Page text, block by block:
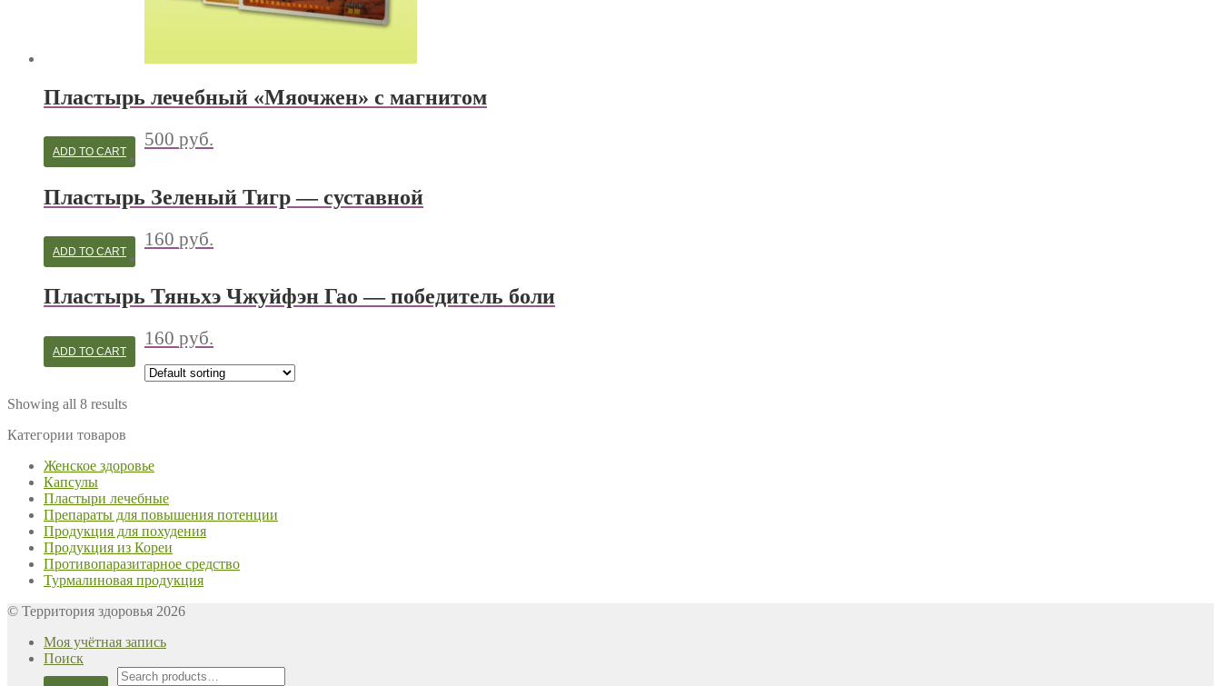
Пластырь лечебный «Мяочжен» с магнитом
500 руб.
ADD TO CART
Пластырь Зеленый Тигр — суставной
160 руб.
ADD TO CART
Пластырь Тяньхэ Чжуйфэн Гао — победитель боли
160 руб.
ADD TO CART
Showing all 8 results
Категории товаров
Женское здоровье
Капсулы
Пластыри лечебные
Препараты для повышения потенции
Продукция для похудения
Продукция из Кореи
Противопаразитарное средство
Турмалиновая продукция
© Территория здоровья 2026
Моя учётная запись
Поиск
Search